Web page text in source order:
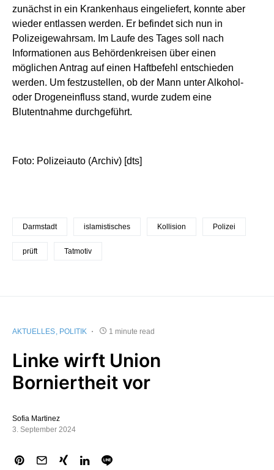
zunächst in ein Krankenhaus eingeliefert, konnte aber
wieder entlassen werden. Er befindet sich nun in
Polizeigewahrsam. Im Laufe des Tages soll nach
Informationen aus Behördenkreisen über einen
möglichen Antrag auf einen Haftbefehl entschieden
werden. Um festzustellen, ob der Mann unter Alkohol-
oder Drogeneinfluss stand, wurde zudem eine
Blutentnahme durchgeführt.
Foto: Polizeiauto (Archiv) [dts]
Darmstadt islamistisches Kollision Polizei
prüft Tatmotiv
AKTUELLES POLITIK 1 minute read
Linke wirft Union
Borniertheit vor
Sofia Martinez
3. September 2024